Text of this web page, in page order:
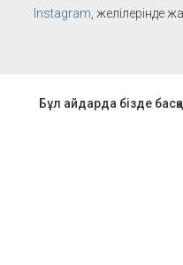
Instagram , желілерінде
Бұл айдарда бізде